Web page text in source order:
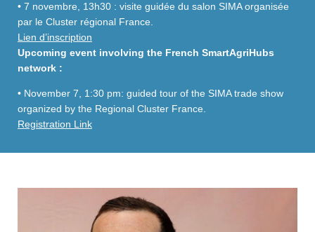
• 7 novembre, 13h30 : visite guidée du salon SIMA organisée
par le Cluster régional France.
Lien d’inscription
Upcoming event involving the French SmartAgriHubs
network :
• November 7, 1:30 pm: guided tour of the SIMA trade show
organized by the Regional Cluster France.
Registration Link